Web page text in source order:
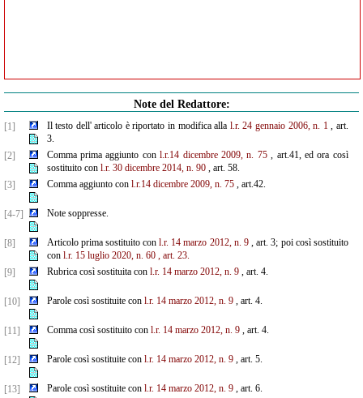
Note del Redattore:
[1] Il testo dell' articolo è riportato in modifica alla l.r. 24 gennaio 2006, n. 1, art.
3.
[2]
Comma prima aggiunto conl.r.14 dicembre 2009, n. 75, art.41, ed ora così
sostituito con l.r. 30 dicembre 2014, n. 90, art. 58.
[3]
Comma aggiunto con l.r.14 dicembre 2009, n. 75, art.42.
[4-7] Note soppresse.
[8] Articolo prima sostituito conl.r. 14 marzo 2012, n. 9, art. 3; poi così sostituito
con l.r. 15 luglio 2020, n. 60 , art. 23.
[9]
Rubrica così sostituita con l.r. 14 marzo 2012, n. 9, art. 4.
[10] Parole così sostituite con l.r. 14 marzo 2012, n. 9, art. 4.
[11] Comma così sostituito con l.r. 14 marzo 2012, n. 9, art. 4.
[12] Parole così sostituite con l.r. 14 marzo 2012, n. 9, art. 5.
[13] Parole così sostituite con l.r. 14 marzo 2012, n. 9, art. 6.